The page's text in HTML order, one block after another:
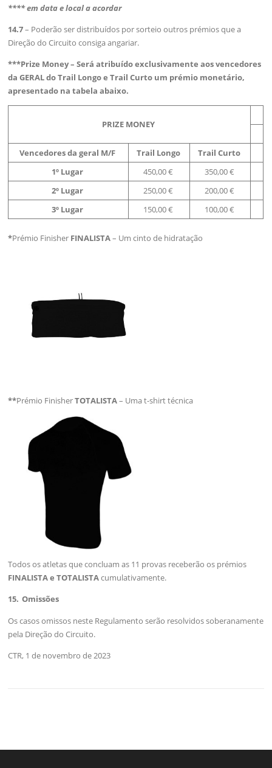
**** em data e local a acordar
14.7– Poderão ser distribuídos por sorteio outros prémios que a
Direção do Circuito consiga angariar.
***Prize Money – Será atribuído exclusivamente aos vencedores
da GERAL do Trail Longo e Trail Curto um prémio monetário,
apresentado na tabela abaixo.
PRIZE MONEY
Vencedores da geral M/F Trail Longo
Trail Curto
1º Lugar
450,00 €
350,00 €
2º Lugar
250,00 €
200,00 €
3º Lugar
150,00 € 100,00 €
*Prémio Finisher FINALISTA– Um cinto de hidratação
**Prémio FinisherTOTALISTA– Uma t-shirt técnica
Todos os atletas que concluam as 11 provas receberão os prémios
FINALISTA e TOTALISTAcumulativamente.
15. Omissões
Os casos omissos neste Regulamento serão resolvidos soberanamente
pela Direção do Circuito.
CTR, 1 de novembro de 2023